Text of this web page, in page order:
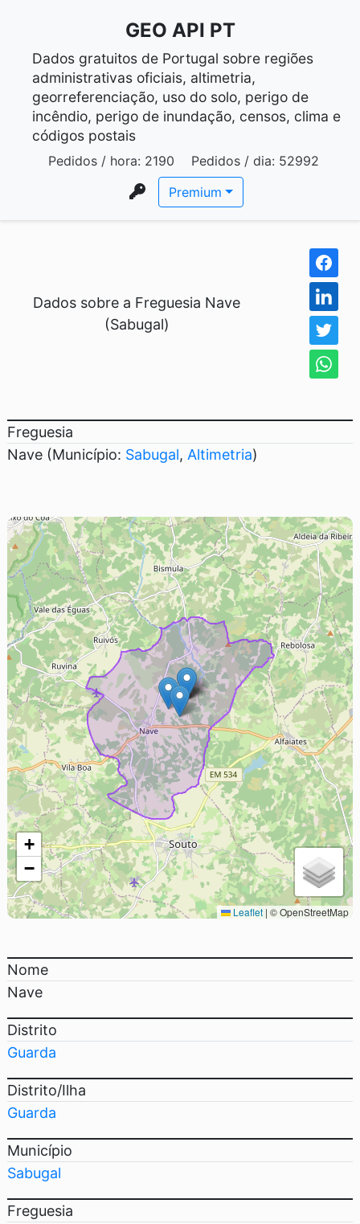
GEO API PT
Dados gratuitos de Portugal sobre regiões
administrativas oficiais, altimetria,
georreferenciação, uso do solo, perigo de
incêndio, perigo de inundação, censos, clima e
códigos postais
Pedidos / hora: 2190 Pedidos / dia: 52992
Premium
Dados sobre a Freguesia Nave
(Sabugal)
Freguesia
Nave (Município: Sabugal, Altimetria)
+
−
Leaflet | © OpenStreetMap
Nome
Nave
Distrito
Guarda
Distrito/Ilha
Guarda
Município
Sabugal
Freguesia